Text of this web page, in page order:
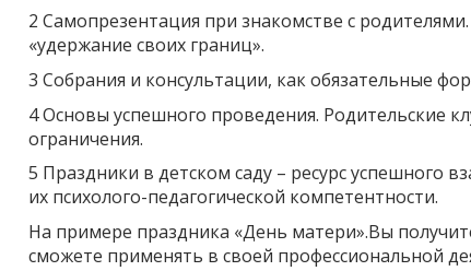
2 Самопрезентация при знакомстве с
«удержание своих границ».
3 Собрания и консультации, как обязательные
4 Основы успешного проведения. Родительские
ограничения.
5 Праздники в детском саду – ресурс успешного
их психолого-педагогической компетентности.
На примере праздника «День матери».Вы
сможете применять в своей профессиональной